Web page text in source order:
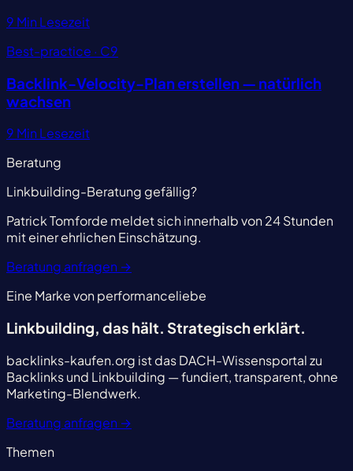
9 Min Lesezeit
Best-practice · C9
Backlink-Velocity-Plan erstellen — natürlich
wachsen
9 Min Lesezeit
Beratung
Linkbuilding-Beratung gefällig?
Patrick Tomforde meldet sich innerhalb von 24 Stunden
mit einer ehrlichen Einschätzung.
Beratung anfragen →
Eine Marke von performanceliebe
Linkbuilding, das hält. Strategisch erklärt.
backlinks-kaufen.org ist das DACH-Wissensportal zu
Backlinks und Linkbuilding — fundiert, transparent, ohne
Marketing-Blendwerk.
Beratung anfragen →
Themen